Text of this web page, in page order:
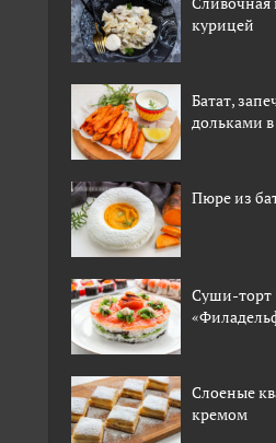
курицей
Батат,
дольками
Пюре из
Суши-торт
Слоеные
кремом